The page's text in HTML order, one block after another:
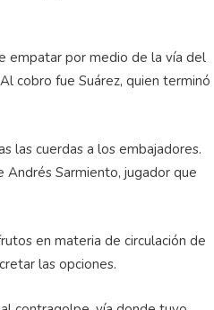
empatar por medio de la vía del
cobro fue Suárez, quien terminó
las cuerdas a los embajadores.
Sarmiento, jugador que
en materia de circulación de
las opciones.